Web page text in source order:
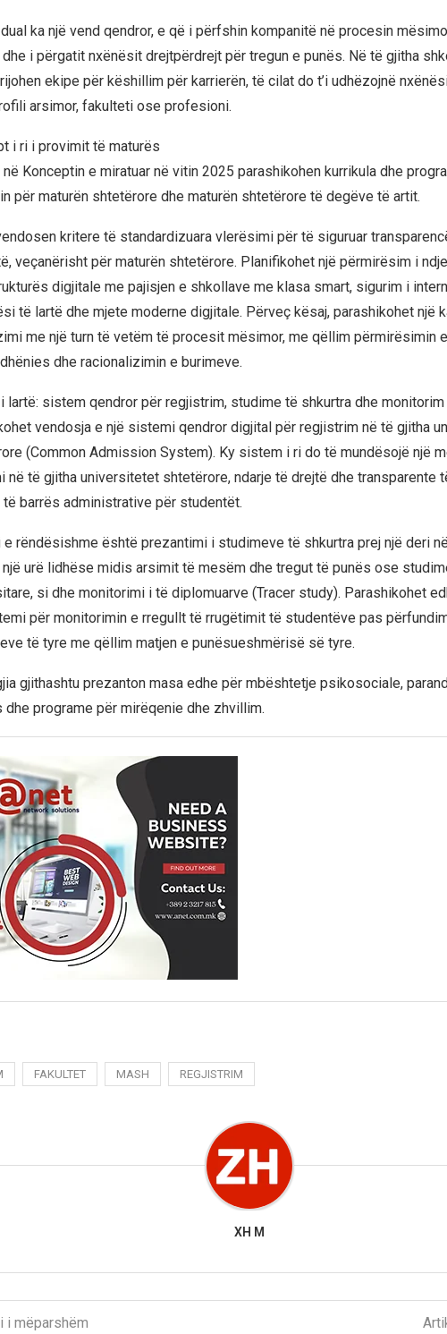
ka një vend qendror, e që i përfshin kompanitë në procesin
i përgatit nxënësit drejtpërdrejt për tregun e punës. Në të gjitha
ekipe për këshillim për karrierën, të cilat do t’i udhëzojnë
arsimor, fakulteti ose profesioni.
i ri i provimit të maturës
në Konceptin e miratuar në vitin 2025 parashikohen kurrikula dhe
për maturën shtetërore dhe maturën shtetërore të degëve të artit.
kritere të standardizuara vlerësimi për të siguruar
veçanërisht për maturën shtetërore. Planifikohet një përmirësim i
digjitale me pajisjen e shkollave ​​me klasa smart, sigurim i
të lartë dhe mjete moderne digjitale. Përveç kësaj, parashikohet një
me një turn të vetëm të procesit mësimor, me qëllim përmirësimin
dhe racionalizimin e burimeve.
lartë: sistem qendror për regjistrim, studime të shkurtra dhe
vendosja e një sistemi qendror digjital për regjistrim në të gjitha
(Common Admission System). Ky sistem i ri do të mundësojë një
në të gjitha universitetet shtetërore, ndarje të drejtë dhe transparente
të barrës administrative për studentët.
e rëndësishme është prezantimi i studimeve të shkurtra prej një deri
një urë lidhëse midis arsimit të mesëm dhe tregut të punës ose
si dhe monitorimi i të diplomuarve (Tracer study). Parashikohet
për monitorimin e rregullt të rrugëtimit të studentëve pas
të tyre me qëllim matjen e punësueshmërisë së tyre.
gjithashtu prezanton masa edhe për mbështetje psikosociale,
dhe programe për mirëqenie dhe zhvillim.
FAKULTET MASH REGJISTRIM
XH M
i mëparshëm